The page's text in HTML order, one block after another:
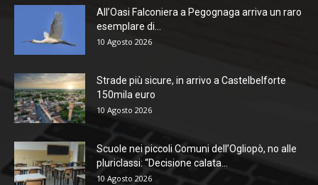
All’Oasi Falconiera a Pegognaga arriva un raro
esemplare di...
10 Agosto 2026
Strade più sicure, in arrivo a Castelbelforte
150mila euro
10 Agosto 2026
Scuole nei piccoli Comuni dell’Ogliopò, no alle
pluriclassi: “Decisione calata...
10 Agosto 2026